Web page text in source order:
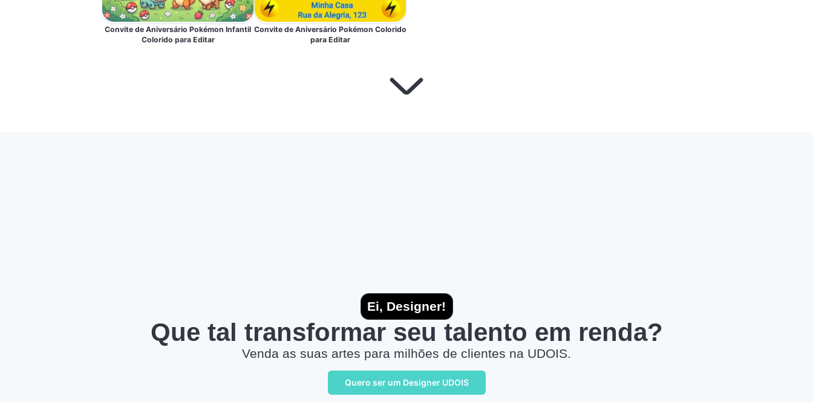
Convite de Aniversário Pokémon Infantil
Colorido para Editar
Convite de Aniversário Pokémon Colorido
para Editar
Ei, Designer!
Que tal transformar seu talento em renda?
Venda as suas artes para milhões de clientes na UDOIS.
Quero ser um Designer UDOIS